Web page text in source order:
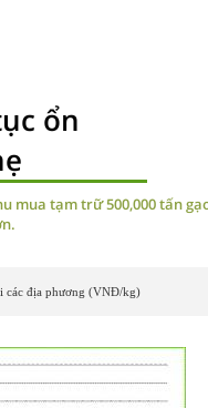
ổn
mua tạm trữ 500,000 tấn
các địa phương (VNĐ/kg)